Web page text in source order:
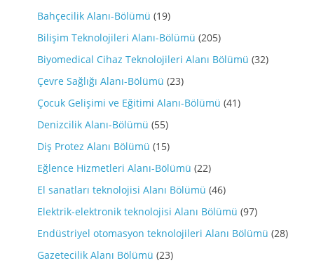
Bahçecilik Alanı-Bölümü (19)
Bilişim Teknolojileri Alanı-Bölümü (205)
Biyomedical Cihaz Teknolojileri Alanı Bölümü (32)
Çevre Sağlığı Alanı-Bölümü (23)
Çocuk Gelişimi ve Eğitimi Alanı-Bölümü (41)
Denizcilik Alanı-Bölümü (55)
Diş Protez Alanı Bölümü (15)
Eğlence Hizmetleri Alanı-Bölümü (22)
El sanatları teknolojisi Alanı Bölümü (46)
Elektrik-elektronik teknolojisi Alanı Bölümü (97)
Endüstriyel otomasyon teknolojileri Alanı Bölümü (28)
Gazetecilik Alanı Bölümü (23)